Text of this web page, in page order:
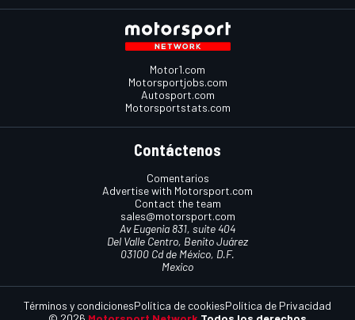
Motor1.com
Motorsportjobs.com
Autosport.com
Motorsportstats.com
Contáctenos
Comentarios
Advertise with Motorsport.com
Contact the team
sales@motorsport.com
Av Eugenia 831, suite 404
Del Valle Centro, Benito Juárez
03100 Cd de México, D.F.
Mexico
Términos y condicionesPolítica de cookiesPolítica de Privacidad